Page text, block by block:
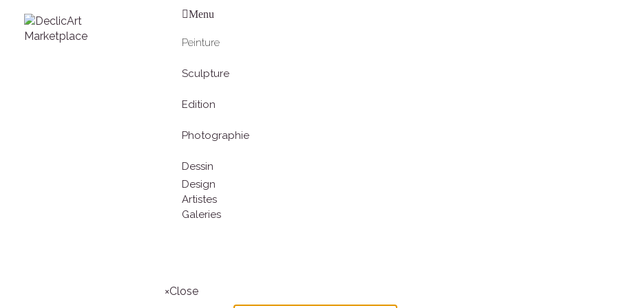
Menu
Peinture
Sculpture
Edition
Photographie
Dessin
Design
Artistes
Galeries
Rechercher
×Close